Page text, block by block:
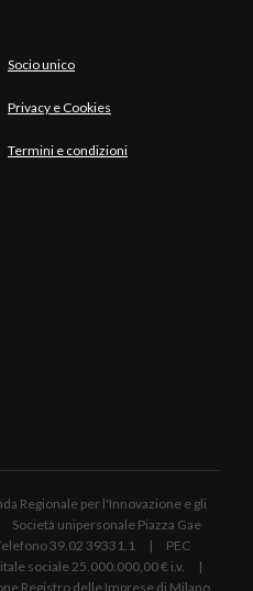
Socio unico
Privacy e Cookies
Termini e condizioni
Regionale per l'Innovazione e gli
unipersonale Piazza Gae
39.02 39331.1 | PEC
sociale 25.000.000,00 € i.v. |
Registro delle Imprese di Milano